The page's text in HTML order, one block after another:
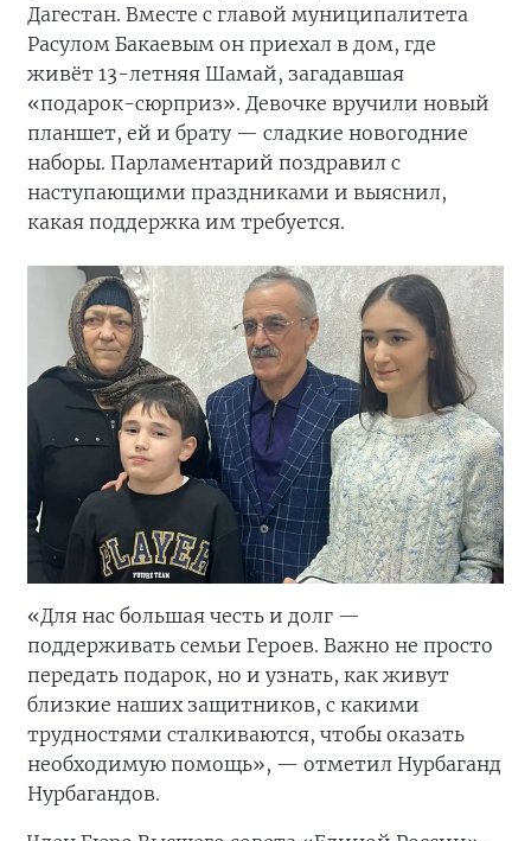
Дагестан. Вместе с главой муниципалитета
Расулом Бакаевым он приехал в дом, где
живёт 13-летняя Шамай, загадавшая
«подарок-сюрприз». Девочке вручили новый
планшет, ей и брату — сладкие новогодние
наборы. Парламентарий поздравил с
наступающими праздниками и выяснил,
какая поддержка им требуется.
«Для нас большая честь и долг —
поддерживать семьи Героев. Важно не просто
передать подарок, но и узнать, как живут
близкие наших защитников, с какими
трудностями сталкиваются, чтобы оказать
необходимую помощь», — отметил Нурбаганд
Нурбагандов.